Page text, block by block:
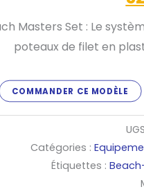
Masters Set : Le
poteaux de filet en
COMMANDER CE MODÈLE
Catégories :
Étiquettes :